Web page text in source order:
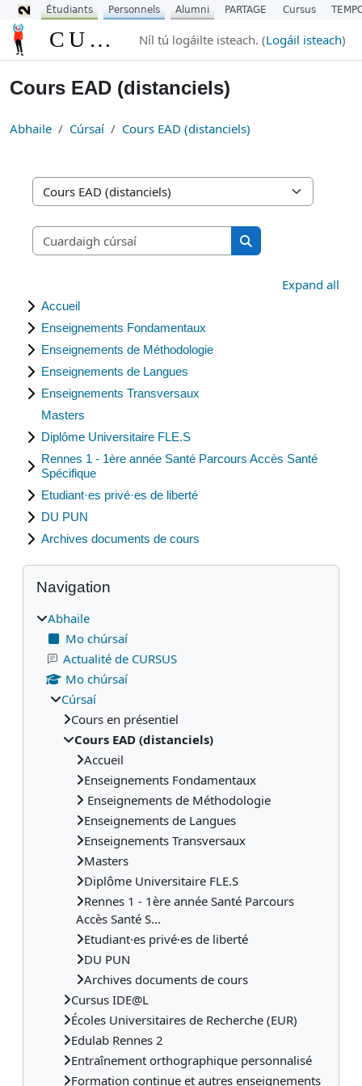
Scipeáil go príomh inneachar
CURSUS Níl tú logáilte isteach. (Logáil isteach)
Cours EAD (distanciels)
Abhaile Cúrsaí Cours EAD (distanciels)
Catagóirí cúrsa
Cuardaigh cúrsaí
Cuardaigh cúrsaí
Expand all
Accueil
Enseignements Fondamentaux
Enseignements de Méthodologie
Enseignements de Langues
Enseignements Transversaux
Masters
Diplôme Universitaire FLE.S
Rennes 1 - 1ère année Santé Parcours Accès Santé
Spécifique
Etudiant·es privé·es de liberté
DU PUN
Archives documents de cours
Blocks
Scipeáil Navigation
Navigation
Abhaile
Mo chúrsaí
Actualité de CURSUS
Mo chúrsaí
Cúrsaí
Cours en présentiel
Cours EAD (distanciels)
Accueil
Enseignements Fondamentaux
Enseignements de Méthodologie
Enseignements de Langues
Enseignements Transversaux
Masters
Diplôme Universitaire FLE.S
Rennes 1 - 1ère année Santé Parcours
Accès Santé S...
Etudiant·es privé·es de liberté
DU PUN
Archives documents de cours
Cursus IDE@L
Écoles Universitaires de Recherche (EUR)
Edulab Rennes 2
Entraînement orthographique personnalisé
Formation continue et autres enseignements
Étudiants Personnels Alumni PARTAGE Cursus